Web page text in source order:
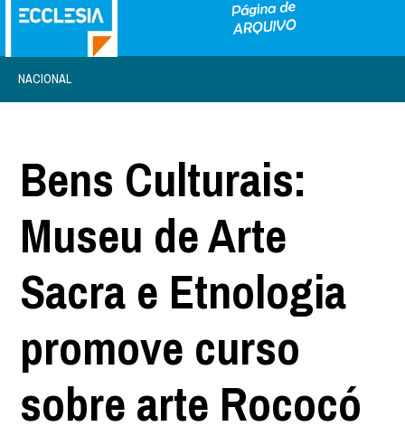
NACIONAL
Bens Culturais:
Museu de Arte
Sacra e Etnologia
promove curso
sobre arte Rococó